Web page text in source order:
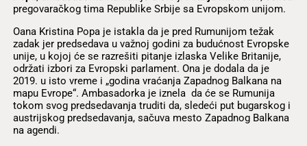
pregovaračkog tima Republike Srbije sa Evropskom unijom.
Oana Kristina Popa je istakla da je pred Rumunijom težak
zadak jer predsedava u važnoj godini za budućnost Evropske
unije, u kojoj će se razrešiti pitanje izlaska Velike Britanije,
održati izbori za Evropski parlament. Ona je dodala da je
2019. u isto vreme i „godina vraćanja Zapadnog Balkana na
mapu Evrope“. Ambasadorka je iznela da će se Rumunija
tokom svog predsedavanja truditi da, sledeći put bugarskog i
austrijskog predsedavanja, sačuva mesto Zapadnog Balkana
na agendi.